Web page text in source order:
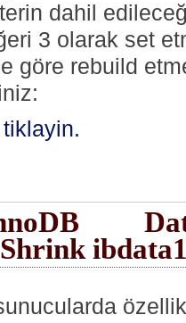
dahil
3 olarak set
göre rebuild